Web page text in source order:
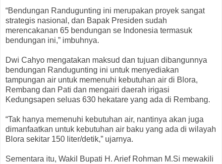
“Bendungan Randugunting ini merupakan proyek sangat
strategis nasional, dan Bapak Presiden sudah
merencakanan 65 bendungan se Indonesia termasuk
bendungan ini,” imbuhnya.
Dwi Cahyo mengatakan maksud dan tujuan dibangunnya
bendungan Randugunting ini untuk menyediakan
tampungan air untuk memenuhi kebutuhan air di Blora,
Rembang dan Pati dan mengairi daerah irigasi
Kedungsapen seluas 630 hekatare yang ada di Rembang.
“Tak hanya memenuhi kebutuhan air, nantinya akan juga
dimanfaatkan untuk kebutuhan air baku yang ada di wilayah
Blora sekitar 150 liter/detik,” ujarnya.
Sementara itu, Wakil Bupati H. Arief Rohman M.Si mewakili